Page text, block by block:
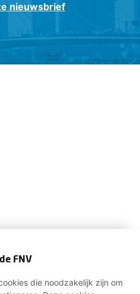
nieuwsbrief
FNV
die noodzakelijk zijn om